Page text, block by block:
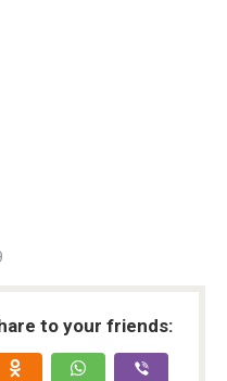
to your friends: